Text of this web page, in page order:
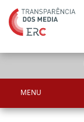
MENU